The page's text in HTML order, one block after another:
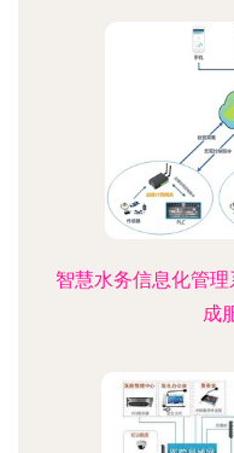
智慧水务信息化管
成